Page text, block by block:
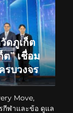
ดภูเก็ต
ต” เชื่อม
รบวงจร
Move,
กีฬาและข้อ ดูแล